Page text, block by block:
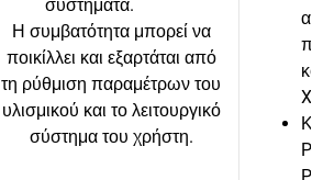
συστήματα.
Η συμβατότητα μπορεί να
ποικίλλει και εξαρτάται από
τη ρύθμιση παραμέτρων του
υλισμικού και το λειτουργικό
σύστημα του χρήστη.